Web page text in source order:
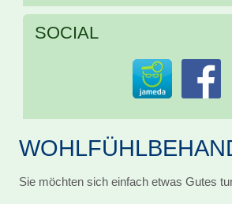
SOCIAL
Sie möchten sich einfach etwas Gutes